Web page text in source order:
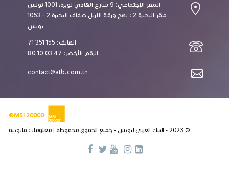
المقر الإجتماعي: 9 شارع الهادي نويرة، 1001 تونس
مقر البحيرة 2 : نهج ورقة الاربل ضفاف البحيرة 2 - 1053
تونس
الهاتف: 155 351 71
الرقم الأخضر: 47 03 10 80
contact@atb.com.tn
MSI 20000®
© 2023 - البنك العربي لتونس - جميع الحقوق محفوظة | معلومات قانونية